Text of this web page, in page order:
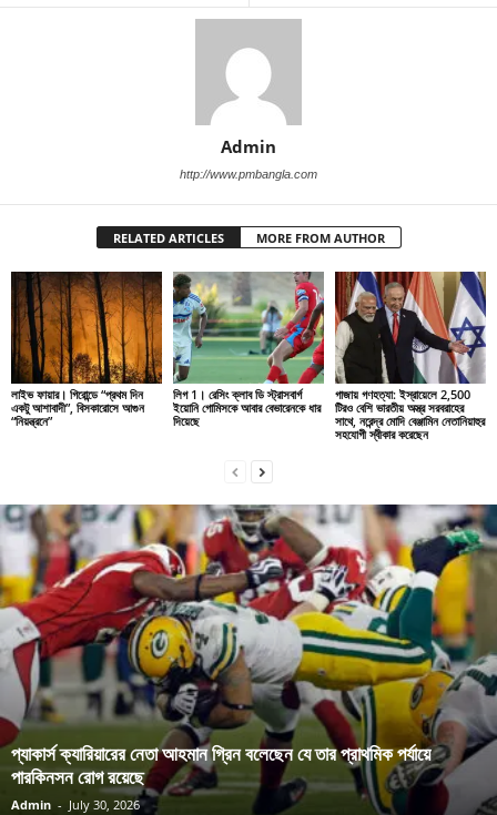
Admin
http://www.pmbangla.com
RELATED ARTICLES MORE FROM AUTHOR
লাইভ ফায়ার। গিরোন্ডে “প্রথম দিন
একটু আশাবাদী”, বিসকারোসে আগুন
“নিয়ন্ত্রনে”
লিগ 1। রেসিং ক্লাব ডি স্ট্রাসবার্গ
ইয়োনি গোমিসকে আবার বেভারেনকে ধার
দিয়েছে
গাজায় গণহত্যা: ইস্রায়েলে 2,500
টিরও বেশি ভারতীয় অস্ত্র সরবরাহের
সাথে, নরেন্দ্র মোদি বেঞ্জামিন নেতানিয়াহুর
সহযোগী স্বীকার করেছেন
প্যাকার্স ক্যারিয়ারের নেতা আহমান গ্রিন বলেছেন যে তার প্রাথমিক পর্যায়ে
পারকিনসন রোগ রয়েছে
Admin - July 30, 2026